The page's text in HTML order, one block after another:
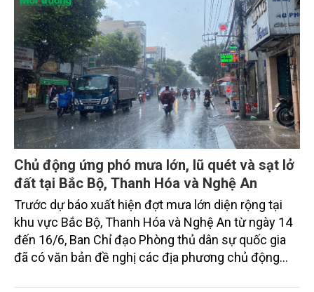
Chủ động ứng phó mưa lớn, lũ quét và sạt lở
đất tại Bắc Bộ, Thanh Hóa và Nghệ An
Trước dự báo xuất hiện đợt mưa lớn diện rộng tại
khu vực Bắc Bộ, Thanh Hóa và Nghệ An từ ngày 14
đến 16/6, Ban Chỉ đạo Phòng thủ dân sự quốc gia
đã có văn bản đề nghị các địa phương chủ động